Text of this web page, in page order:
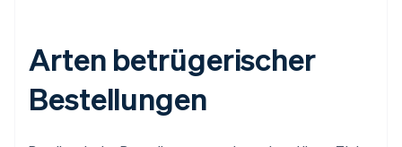
Arten betrügerischer
Bestellungen